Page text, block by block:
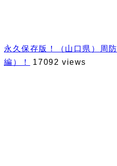
永久保存版！（山口県）周
編）！
17092 views